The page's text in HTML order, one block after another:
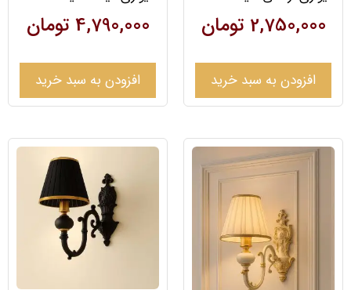
2,750,000 تومان
افزودن به سبد خرید
4,790,000 تومان
افزودن به سبد خرید